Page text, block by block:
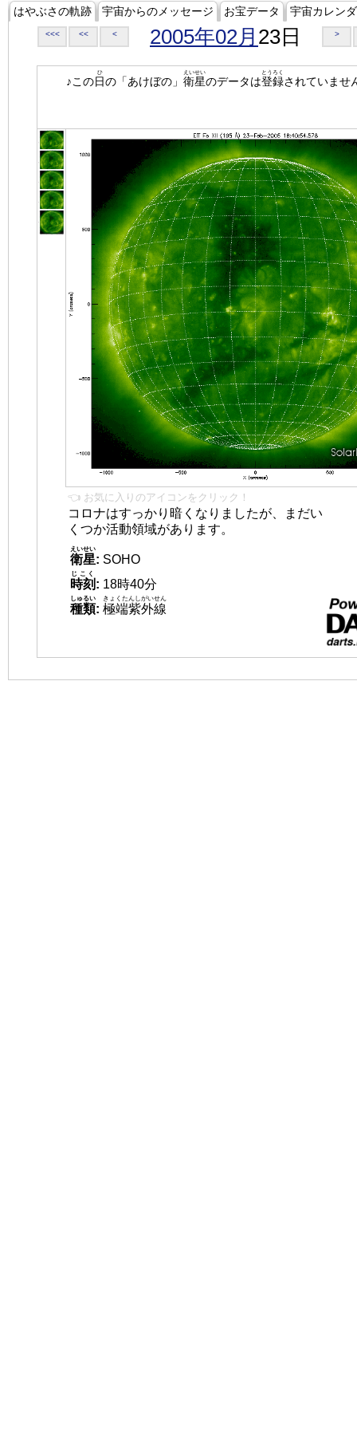
はやぶさの軌跡 宇宙からのメッセージ お宝データ 宇宙カレン
<<< << < 2005年02月 23日 >
♪この日
ひ
の「あけぼの」 衛星
えいせい
のデータは登録
とうろく
されていませ
👈 お気に入りのアイコンをクリック！
コロナはすっかり暗くなりましたが、まだい
くつか活動領域があります。
衛星
えいせい
: SOHO
時刻
じこく
: 18時40分
種類
しゅるい
: 極端紫外線
きょくたんしがいせん